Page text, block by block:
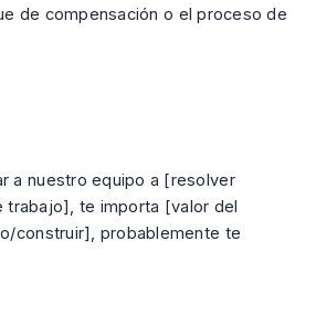
de compensación o el proceso de
a nuestro equipo a [resolver
trabajo], te importa [valor del
construir], probablemente te